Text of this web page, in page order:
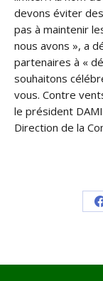
devons éviter
pas à maintenir
nous avons », a
partenaires à «
souhaitons
vous. Contre
le président
Direction de la